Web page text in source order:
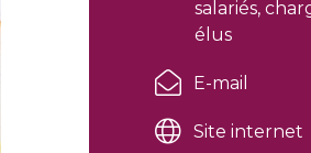
salariés,
élus
E-mail
Site internet